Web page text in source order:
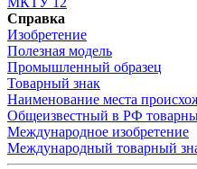
Справка
Изобретение
Полезная модель
Промышленный образец
Товарный знак
Наименование места
Общеизвестный в РФ
Международное изобретение
Международный товарный